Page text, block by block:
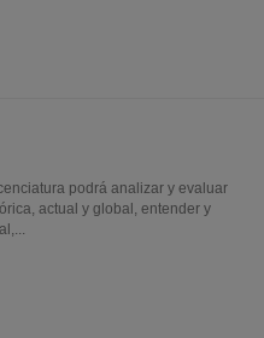
podrá analizar y evaluar
actual y global, entender y